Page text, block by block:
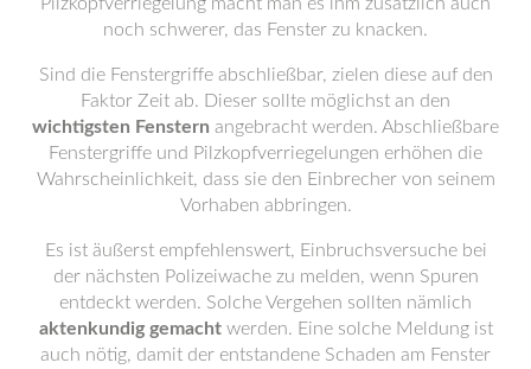
noch schwerer, das Fenster zu knacken.
Sind die Fenstergriffe abschließbar, zielen diese auf den
Faktor Zeit ab. Dieser sollte möglichst an den
wichtigsten Fenstern angebracht werden. Abschließbare
Fenstergriffe und Pilzkopfverriegelungen erhöhen die
Wahrscheinlichkeit, dass sie den Einbrecher von seinem
Vorhaben abbringen.
Es ist äußerst empfehlenswert, Einbruchsversuche bei
der nächsten Polizeiwache zu melden, wenn Spuren
entdeckt werden. Solche Vergehen sollten nämlich
aktenkundig gemachtwerden. Eine solche Meldung ist
auch nötig, damit der entstandene Schaden am Fenster